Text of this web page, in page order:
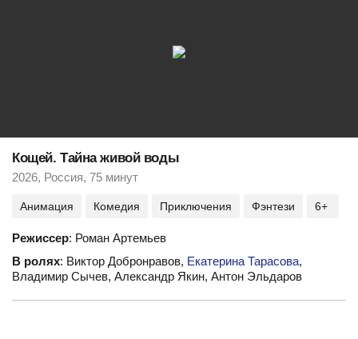
Кощей. Тайна живой воды
2026, Россия, 75 минут
Анимация Комедия Приключения Фэнтези 6+
Режиссер: Роман Артемьев
В ролях: Виктор Добронравов, Екатерина Тарасова,
Владимир Сычев, Александр Якин, Антон Эльдаров